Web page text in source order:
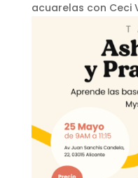
acuarelas con Ceci